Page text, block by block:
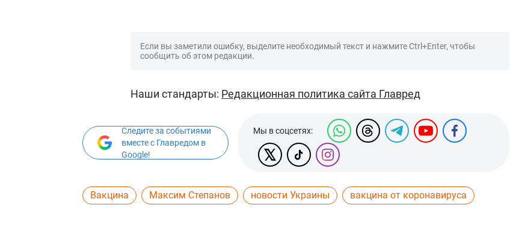
Если вы заметили ошибку, выделите необходимый текст и нажмите Ctrl+Enter, чтобы
сообщить об этом редакции.
Наши стандарты: Редакционная политика сайта Главред
Следите за событиями
вместе с Главредом в
Google!
Мы в соцсетях:
Вакцина Максим Степанов новости Украины вакцина от коронавируса